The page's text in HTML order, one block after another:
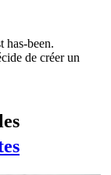
has-been.
de créer un